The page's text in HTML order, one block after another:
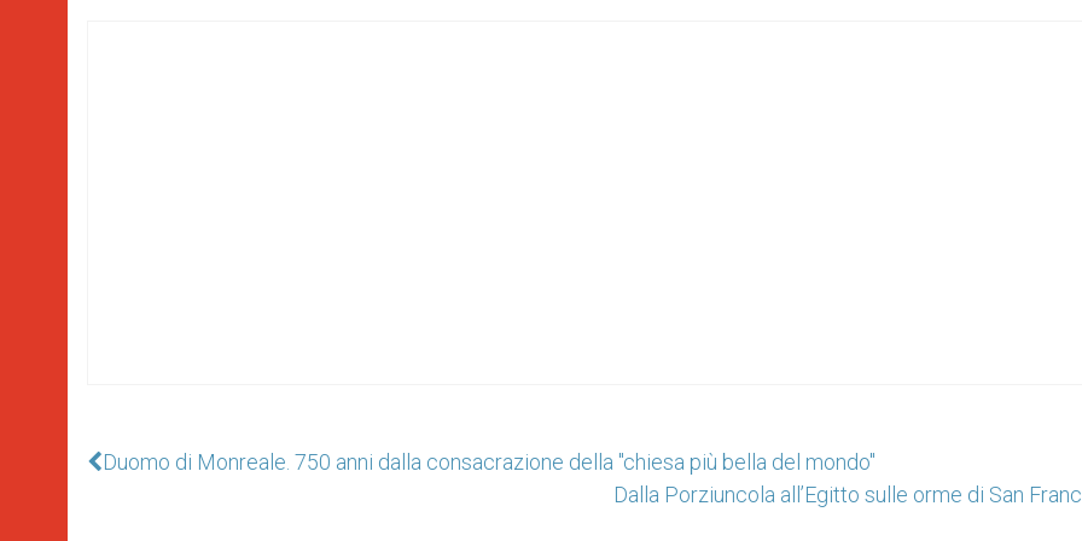
Duomo di Monreale. 750 anni dalla consacrazione della "chiesa più bella del mondo"
Dalla Porziuncola all’Egitto sulle orme di San